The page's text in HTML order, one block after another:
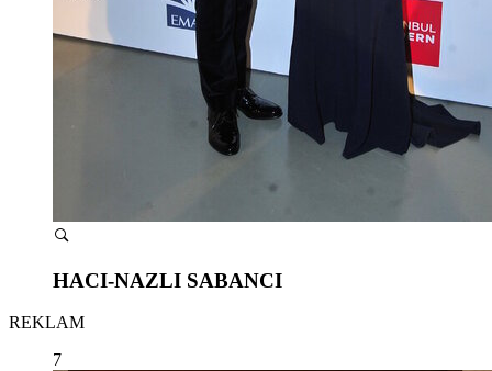
HACI-NAZLI SABANCI
REKLAM
7